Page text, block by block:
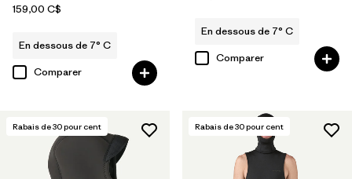
159,00 C$
En dessous de 7° C
Comparer
En dessous de 7° C
Comparer
Rabais de30pour cent Rabais de30pour cent